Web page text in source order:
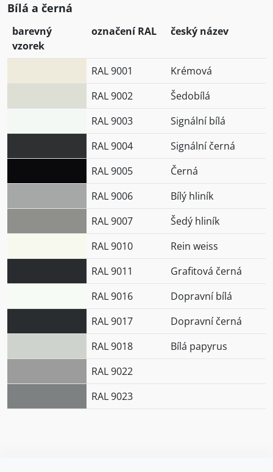
Bílá a černá
barevný
vzorek
označení RAL český název
RAL 9001
Krémová
RAL 9002
Šedobílá
RAL 9003
Signální bílá
RAL 9004
Signální černá
RAL 9005
Černá
RAL 9006
Bílý hliník
RAL 9007
Šedý hliník
RAL 9010
Rein weiss
RAL 9011
Grafitová černá
RAL 9016
Dopravní bílá
RAL 9017
Dopravní černá
RAL 9018
Bílá papyrus
RAL 9022
RAL 9023